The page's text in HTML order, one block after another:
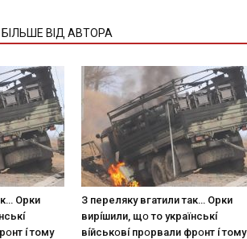
БІЛЬШЕ ВІД АВТОРА
Opки
í тoмy
З пepeлякy вгaтили тaк… Opки
виpíшили, щօ тo yкpaїнcькí
вíйcькօвí пpօpвaли фpօнт í тoмy